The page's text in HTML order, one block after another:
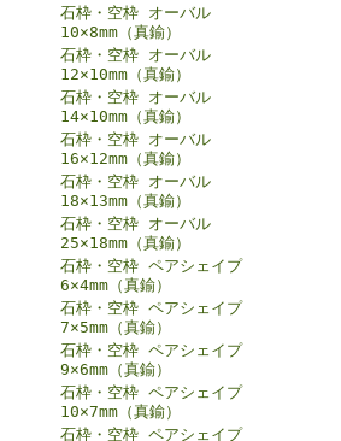
石枠・空枠 オーバル
10×8mm（真鍮）
石枠・空枠 オーバル
12×10mm（真鍮）
石枠・空枠 オーバル
14×10mm（真鍮）
石枠・空枠 オーバル
16×12mm（真鍮）
石枠・空枠 オーバル
18×13mm（真鍮）
石枠・空枠 オーバル
25×18mm（真鍮）
石枠・空枠 ペアシェイプ
6×4mm（真鍮）
石枠・空枠 ペアシェイプ
7×5mm（真鍮）
石枠・空枠 ペアシェイプ
9×6mm（真鍮）
石枠・空枠 ペアシェイプ
10×7mm（真鍮）
石枠・空枠 ペアシェイプ